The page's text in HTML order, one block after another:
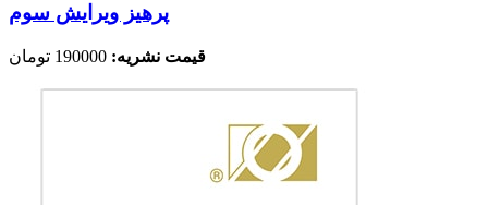
پرهیز ویرایش سوم
قیمت نشریه: